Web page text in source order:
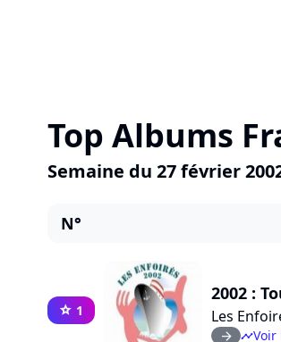
Top Albums
Semaine du 27 février
N°
star 1
2002 :
Les
arrow_right timelineVoir